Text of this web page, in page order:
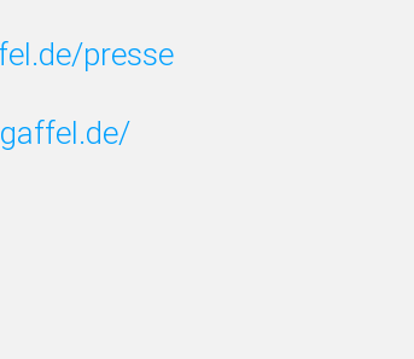
presse